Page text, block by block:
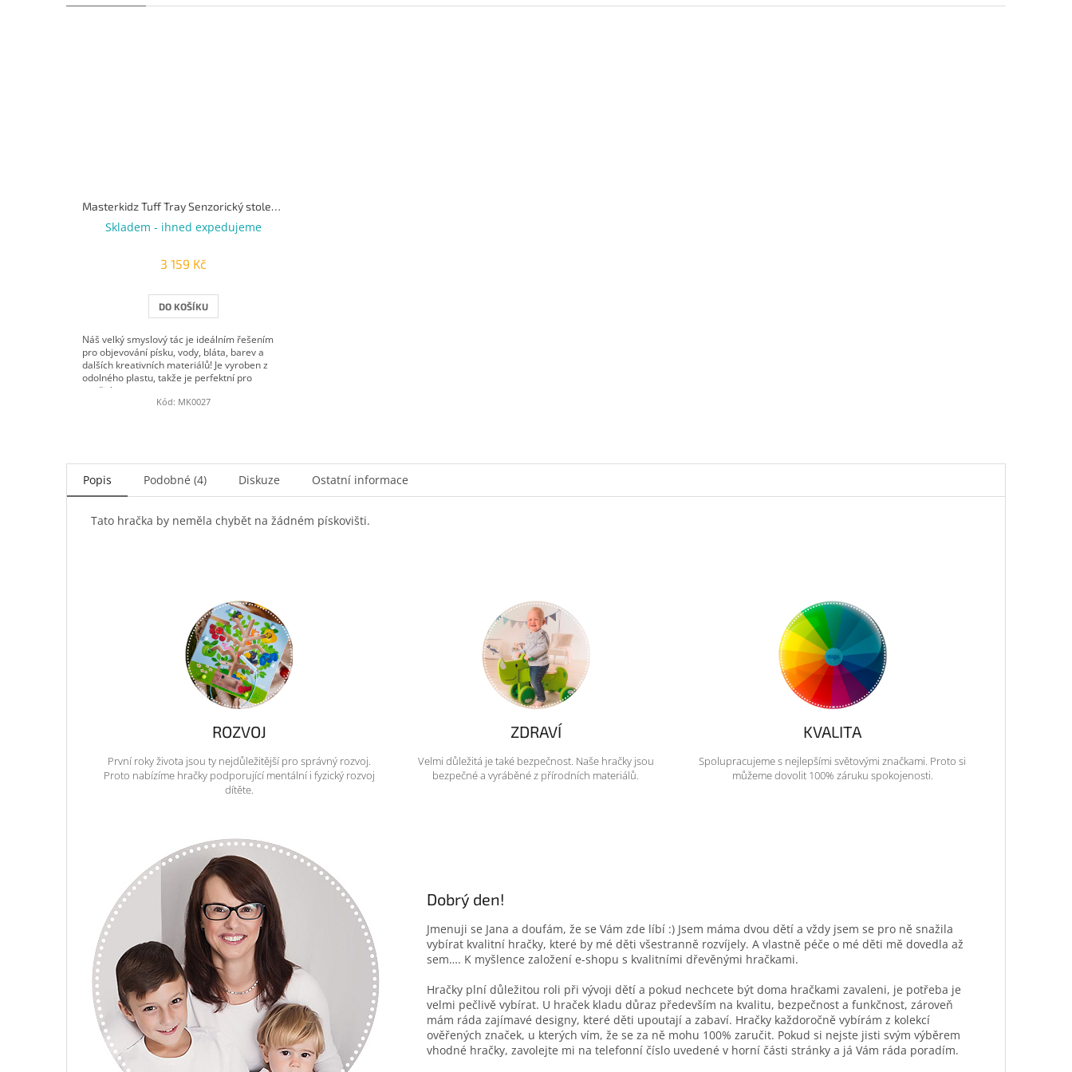
Masterkidz Tuff Tray Senzorický stolek Obdélník
Skladem - ihned expedujeme
3 159 Kč
DO KOŠÍKU
Náš velký smyslový tác je ideálním řešením
pro objevování písku, vody, bláta, barev a
dalších kreativních materiálů! Je vyroben z
odolného plastu, takže je perfektní pro
použití...
Kód: MK0027
Popis Podobné (4) Diskuze Ostatní informace
Tato hračka by neměla chybět na žádném pískovišti.
ROZVOJ
První roky života jsou ty nejdůležitější pro správný rozvoj.
Proto nabízíme hračky podporující mentální i fyzický rozvoj
dítěte.
ZDRAVÍ
Velmi důležitá je také bezpečnost. Naše hračky jsou
bezpečné a vyráběné z přírodních materiálů.
KVALITA
Spolupracujeme s nejlepšími světovými značkami. Proto si
můžeme dovolit 100% záruku spokojenosti.
Dobrý den!
Jmenuji se Jana a doufám, že se Vám zde líbí :) Jsem máma dvou dětí a vždy jsem se pro ně snažila
vybírat kvalitní hračky, které by mé děti všestranně rozvíjely. A vlastně péče o mé děti mě dovedla až
sem…. K myšlence založení e-shopu s kvalitními dřevěnými hračkami.
Hračky plní důležitou roli při vývoji dětí a pokud nechcete být doma hračkami zavaleni, je potřeba je
velmi pečlivě vybírat. U hraček kladu důraz především na kvalitu, bezpečnost a funkčnost, zároveň
mám ráda zajímavé designy, které děti upoutají a zabaví. Hračky každoročně vybírám z kolekcí
ověřených značek, u kterých vím, že se za ně mohu 100% zaručit. Pokud si nejste jisti svým výběrem
vhodné hračky, zavolejte mi na telefonní číslo uvedené v horní části stránky a já Vám ráda poradím.